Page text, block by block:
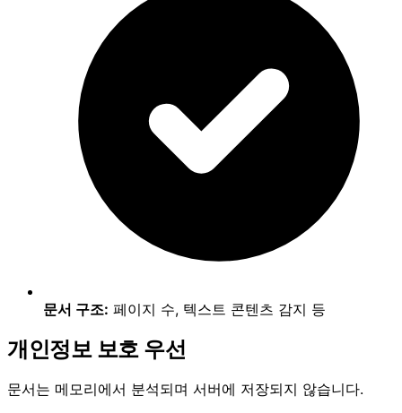
문서 구조: 페이지 수, 텍스트 콘텐츠 감지 등
개인정보 보호 우선
문서는 메모리에서 분석되며 서버에 저장되지 않습니다.